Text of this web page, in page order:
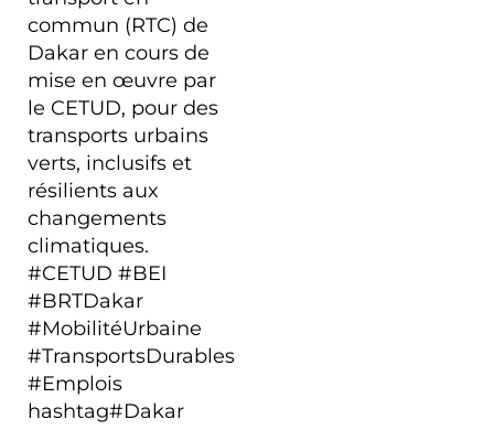
commun (RTC) de
Dakar en cours de
mise en œuvre par
le CETUD, pour des
transports urbains
verts, inclusifs et
résilients aux
changements
climatiques.
#CETUD #BEI
#BRTDakar
#MobilitéUrbaine
#TransportsDurables
#Emplois
hashtag#Dakar